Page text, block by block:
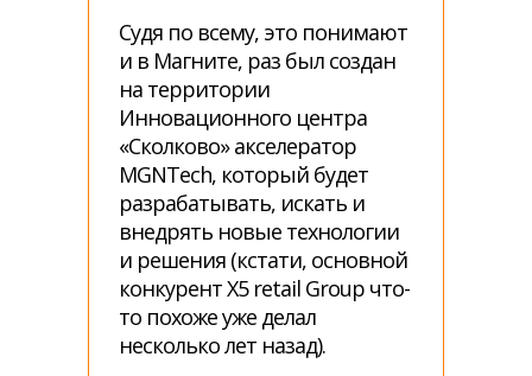
Судя по всему, это понимают
и в Магните, раз был создан
на территории
Инновационного центра
«Сколково» акселератор
MGNTech, который будет
разрабатывать, искать и
внедрять новые технологии
и решения (кстати, основной
конкурент Х5 retail Group что-
то похоже уже делал
несколько лет назад).